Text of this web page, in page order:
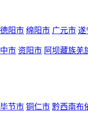
德阳市 绵阳市 广元市 遂
市 资阳市 阿坝藏族羌
毕节市 铜仁市 黔西南布